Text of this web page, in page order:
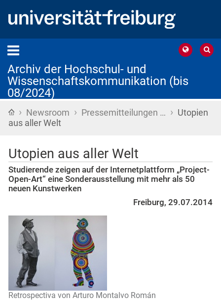
Archiv der Hochschul- und
Wissenschaftskommunikation (bis
08/2024)
Startseite
› Newsroom › Pressemitteilungen … › Utopien
aus aller Welt
Utopien aus aller Welt
Studierende zeigen auf der Internetplattform „Project-
Open-Art“ eine Sonderausstellung mit mehr als 50
neuen Kunstwerken
Freiburg, 29.07.2014
Retrospectiva von Arturo Montalvo Román